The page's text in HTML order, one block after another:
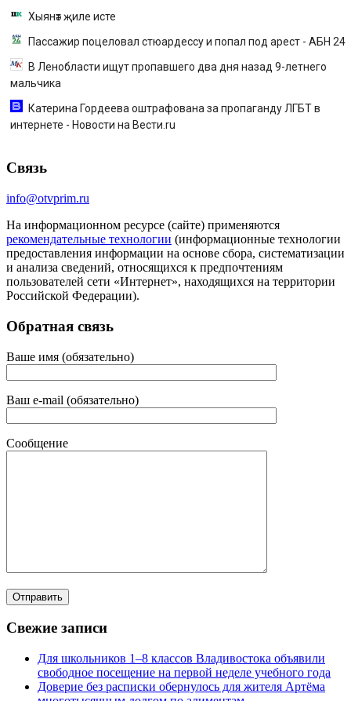
Хыянәт җиле исте
Пассажир поцеловал стюардессу и попал под арест - АБН 24
В Ленобласти ищут пропавшего два дня назад 9-летнего
мальчика
Катерина Гордеева оштрафована за пропаганду ЛГБТ в
интернете - Новости на Вести.ru
Связь
info@otvprim.ru
На информационном ресурсе (сайте) применяются
рекомендательные технологии (информационные технологии
предоставления информации на основе сбора, систематизации
и анализа сведений, относящихся к предпочтениям
пользователей сети «Интернет», находящихся на территории
Российской Федерации).
Обратная связь
Ваше имя (обязательно)
Ваш e-mail (обязательно)
Сообщение
Свежие записи
Для школьников 1–8 классов Владивостока объявили
свободное посещение на первой неделе учебного года
Доверие без расписки обернулось для жителя Артёма